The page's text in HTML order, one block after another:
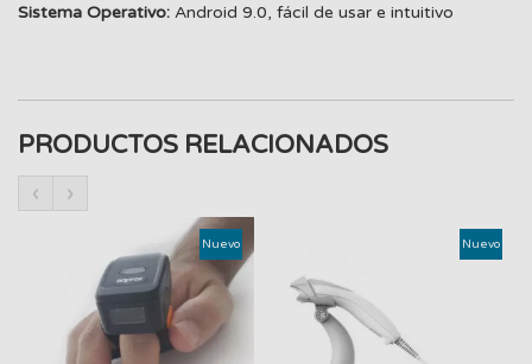
Sistema Operativo: Android 9.0, fácil de usar e intuitivo
PRODUCTOS RELACIONADOS
‹ ›
Nuevo Nuevo